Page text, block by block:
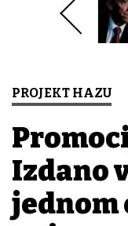
PROJEKT HAZU
Izdano
jednom